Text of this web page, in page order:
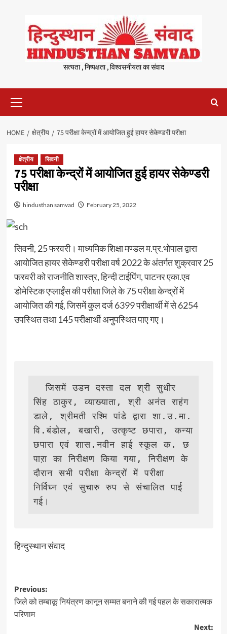
content
सत्यता , निष्पक्षता , विश्वसनीयता का संवाद
Menu
HOME क्षेत्रीय 75 परीक्षा केन्द्रों में आयोजित हुई हायर सेकेण्डरी परीक्षा
क्षेत्रीय सिवनी
75 परीक्षा केन्द्रों में आयोजित हुई हायर सेकेण्डरी
परीक्षा
hindusthan samvad February 25, 2022
सिवनी, 25 फरवरी। माध्यमिक शिक्षा मण्डल म.प्र.भोपाल द्वारा
आयोजित हायर सेकेण्डरी परीक्षा वर्ष 2022 के अंतर्गत शुक्रवार 25
फरवरी को राजनीति शास्त्र, हिन्दी टाईपिंग, पाटनर एका.एव
डोमेस्टिक एप्लाईंस की परीक्षा जिले के 75 परीक्षा केन्द्रों में
आयोजित की गई, जिसमें कुल दर्ज 6399 परीक्षार्थी में से 6254
उपस्थित तथा 145 परीक्षार्थी अनुपस्थित पाए गए।
  जिसमें उडन दस्ता दल श्री सुधीर
सिंह ठाकुर, व्याख्याता, श्री अनंत राहंग
डाले, श्रीमती रश्मि पांडे द्वारा शा.उ.मा.
वि.बंडोल, बखारी, उत्कृष्ट छपारा, कन्या
छपारा एवं शास.नवीन हाई स्कूल क. छ
पाऱा का निरीक्षण किया गया, निरीक्षण के
दौरान सभी परीक्षा केन्द्रों में परीक्षा
निर्विघ्न एवं सुचारु रुप से संचालित पाई
गई।
हिन्दुस्थान संवाद
Post
navigation
Previous:
जिले को तम्बाकू नियंत्रण कानून सम्मत बनाने की गई पहल के सकारात्मक
परिणाम
Next: